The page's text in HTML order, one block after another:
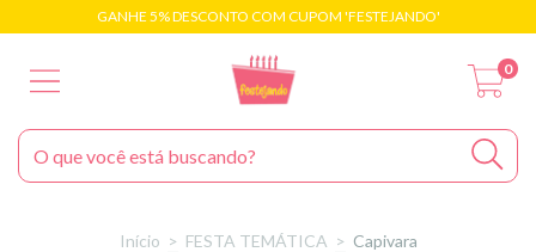
GANHE 5% DESCONTO COM CUPOM 'FESTEJANDO'
0
Início > FESTA TEMÁTICA > Capivara